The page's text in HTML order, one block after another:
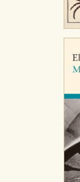
Estas
relevante
que se
Puede consultar